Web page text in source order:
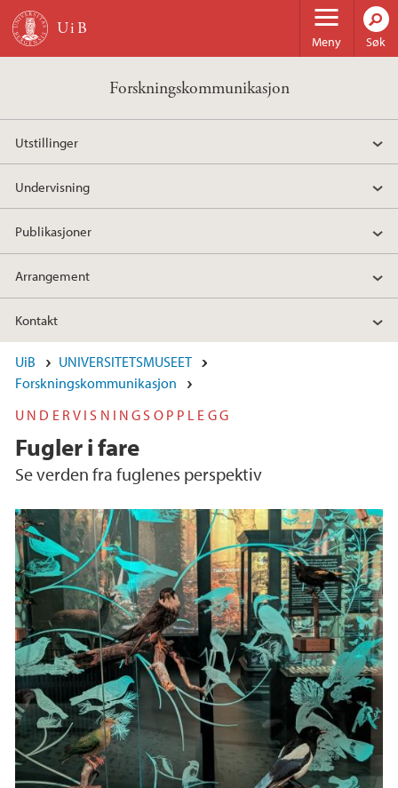
Hopp til hovedinnhold
Meny Søk
Forskningskommunikasjon
Utstillinger
Undervisning
Publikasjoner
Arrangement
Kontakt
UiB
UNIVERSITETSMUSEET
Forskningskommunikasjon
UNDERVISNINGSOPPLEGG
Fugler i fare
Se verden fra fuglenes perspektiv